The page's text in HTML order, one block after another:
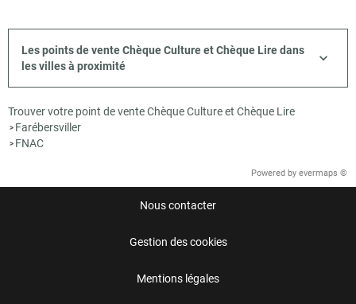
Les points de vente Chèque Culture et Chèque Lire dans
les villes à proximité
Trouver votre point de vente Chèque Culture et Chèque Lire
> Farébersviller
> FNAC
Powered by evermaps ©
Nous contacter
Gestion des cookies
Mentions légales